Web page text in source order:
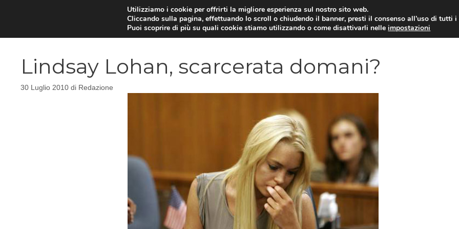
YUAN COIN GOSSIP NEWS DAL
Lindsay Lohan, scarcerata domani?
30 Luglio 2010 di Redazione
Utilizziamo i cookie per offrirti la migliore esperienza sul nostro sito web.
Cliccando sulla pagina, effettuando lo scroll o chiudendo il banner, presti il consenso all’uso di tutti i
Puoi scoprire di più su quali cookie stiamo utilizzando o come disattivarli nelleimpostazioni